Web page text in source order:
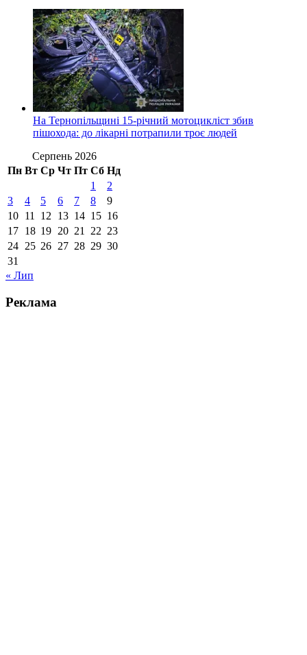
На Тернопільщині 15-річний мотоцикліст збив
пішохода: до лікарні потрапили троє людей
Серпень 2026
Пн Вт Ср Чт Пт Сб Нд
1
2
3
4 5 6 7 8
9
10 11 12 13 14 15 16
17 18 19 20 21 22 23
24 25 26 27 28 29 30
31
« Лип
Реклама